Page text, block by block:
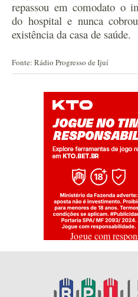
repassou em comodato o
do hospital e nunca
existência da casa de saúde.
Fonte: Rádio Progresso de Ijuí
Jogue com